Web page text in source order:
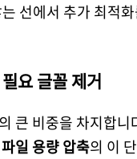
선에서 추가 최적
요 글꼴 제거
큰 비중을 차지합
일 용량 압축의 이